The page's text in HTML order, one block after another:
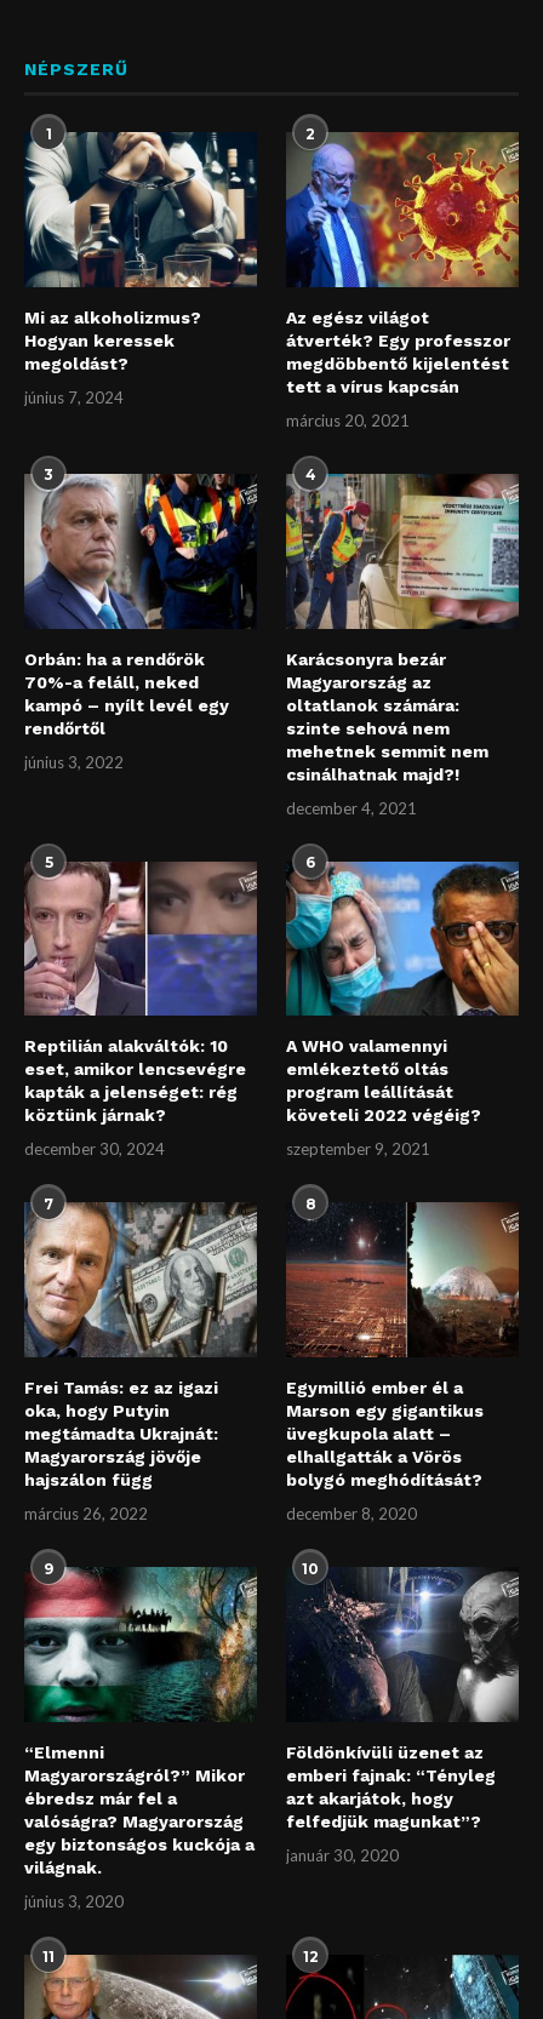
NÉPSZERŰ
1
Mi az alkoholizmus?
Hogyan keressek
megoldást?
június 7, 2024
2
Az egész világot
átverték? Egy professzor
megdöbbentő kijelentést
tett a vírus kapcsán
március 20, 2021
3
Orbán: ha a rendőrök
70%-a feláll, neked
kampó – nyílt levél egy
rendőrtől
június 3, 2022
4
Karácsonyra bezár
Magyarország az
oltatlanok számára:
szinte sehová nem
mehetnek semmit nem
csinálhatnak majd?!
december 4, 2021
5
Reptilián alakváltók: 10
eset, amikor lencsevégre
kapták a jelenséget: rég
köztünk járnak?
december 30, 2024
6
A WHO valamennyi
emlékeztető oltás
program leállítását
követeli 2022 végéig?
szeptember 9, 2021
7
Frei Tamás: ez az igazi
oka, hogy Putyin
megtámadta Ukrajnát:
Magyarország jövője
hajszálon függ
március 26, 2022
8
Egymillió ember él a
Marson egy gigantikus
üvegkupola alatt –
elhallgatták a Vörös
bolygó meghódítását?
december 8, 2020
9
“Elmenni
Magyarországról?” Mikor
ébredsz már fel a
valóságra? Magyarország
egy biztonságos kuckója a
világnak.
június 3, 2020
10
Földönkívüli üzenet az
emberi fajnak: “Tényleg
azt akarjátok, hogy
felfedjük magunkat”?
január 30, 2020
11 12